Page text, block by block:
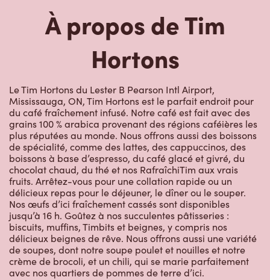
À propos de Tim
Hortons
Le Tim Hortons du Lester B Pearson Intl Airport,
Mississauga, ON, Tim Hortons est le parfait endroit pour
du café fraîchement infusé. Notre café est fait avec des
grains 100 % arabica provenant des régions caféières les
plus réputées au monde. Nous offrons aussi des boissons
de spécialité, comme des lattes, des cappuccinos, des
boissons à base d’espresso, du café glacé et givré, du
chocolat chaud, du thé et nos RafraîchiTim aux vrais
fruits. Arrêtez-vous pour une collation rapide ou un
délicieux repas pour le déjeuner, le dîner ou le souper.
Nos œufs d’ici fraîchement cassés sont disponibles
jusqu’à 16 h. Goûtez à nos succulentes pâtisseries :
biscuits, muffins, Timbits et beignes, y compris nos
délicieux beignes de rêve. Nous offrons aussi une variété
de soupes, dont notre soupe poulet et nouilles et notre
crème de brocoli, et un chili, qui se marie parfaitement
avec nos quartiers de pommes de terre d’ici.